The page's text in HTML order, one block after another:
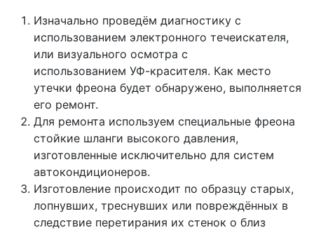
Изначально проведём диагностику с
использованием электронного течеискателя,
или визуального осмотра с
использованием УФ-красителя. Как место
утечки фреона будет обнаружено, выполняется
его ремонт.
Для ремонта используем специальные фреона
стойкие шланги высокого давления,
изготовленные исключительно для систем
автокондиционеров.
Изготовление происходит по образцу старых,
лопнувших, треснувших или повреждённых в
следствие перетирания их стенок о близ